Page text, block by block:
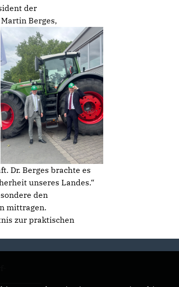
der
Berges,
Dr. Berges brachte es
unseres Landes.“
den
mittragen.
zur praktischen